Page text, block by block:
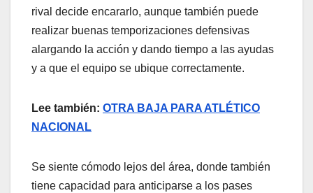
rival decide encararlo, aunque también puede
realizar buenas temporizaciones defensivas
alargando la acción y dando tiempo a las ayudas
y a que el equipo se ubique correctamente.
Lee también: OTRA BAJA PARA ATLÉTICO
NACIONAL
Se siente cómodo lejos del área, donde también
tiene capacidad para anticiparse a los pases